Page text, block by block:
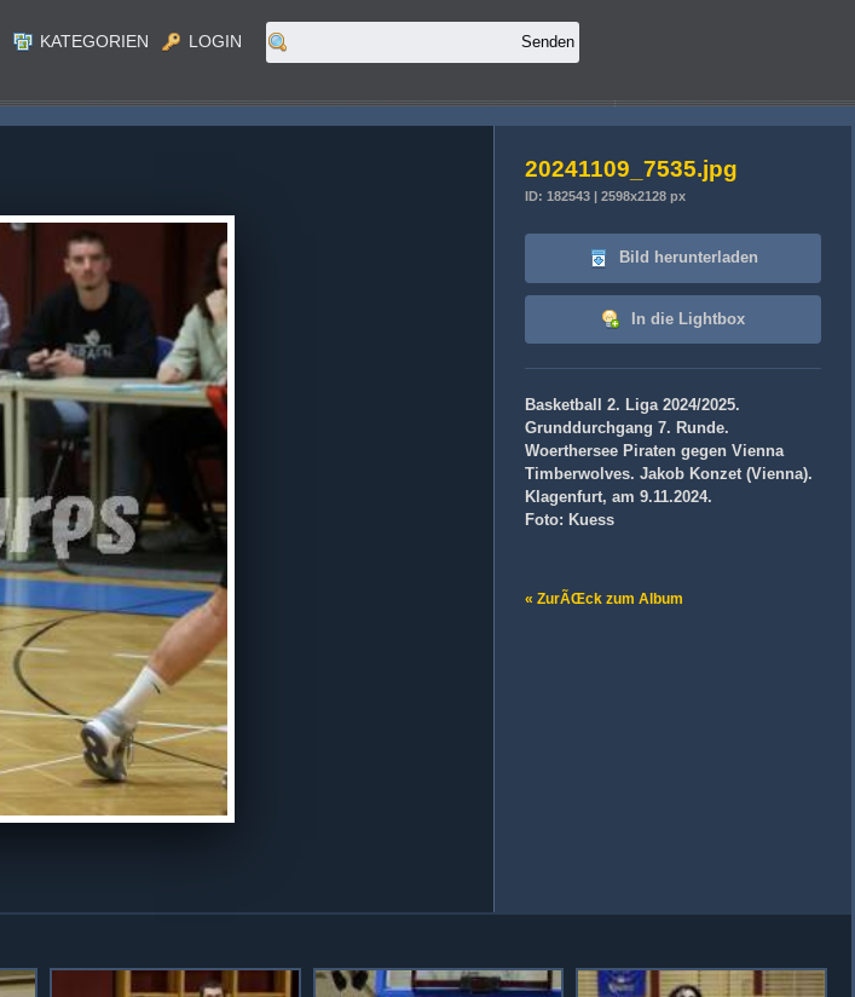
KATEGORIEN LOGIN
20241109_7535.jpg
ID: 182543 | 2598x2128 px
Bild herunterladen
In die Lightbox
Basketball 2. Liga 2024/2025.
Grunddurchgang 7. Runde.
Woerthersee Piraten gegen Vienna
Timberwolves. Jakob Konzet (Vienna).
Klagenfurt, am 9.11.2024.
Foto: Kuess
« ZurÃŒck zum Album